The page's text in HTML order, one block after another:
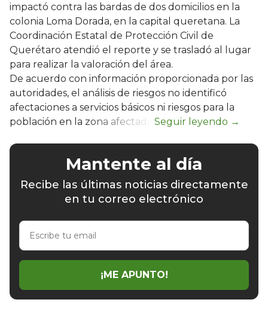
impactó contra las bardas de dos domicilios en la
colonia Loma Dorada, en la capital queretana. La
Coordinación Estatal de Protección Civil de
Querétaro atendió el reporte y se trasladó al lugar
para realizar la valoración del área.
De acuerdo con información proporcionada por las
autoridades, el análisis de riesgos no identificó
afectaciones a servicios básicos ni riesgos para la
población en la zona afectada.
Mantente al día
Recibe las últimas noticias directamente
en tu correo electrónico
Escribe
email
¡ME APUNTO!